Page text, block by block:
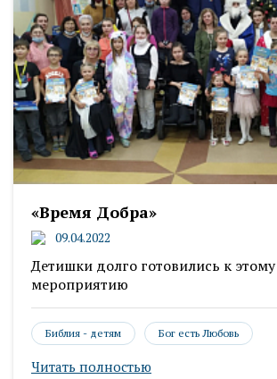
«Время Добра»
09.04.2022
Детишки долго готовились к этому
мероприятию
Библия - детям Бог есть Любовь
Читать полностью